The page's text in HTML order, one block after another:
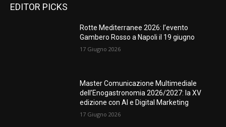
EDITOR PICKS
Rotte Mediterranee 2026: l’evento
Gambero Rosso a Napoli il 19 giugno
17 Giugno 2026
Master Comunicazione Multimediale
dell’Enogastronomia 2026/2027: la XV
edizione con AI e Digital Marketing
17 Giugno 2026